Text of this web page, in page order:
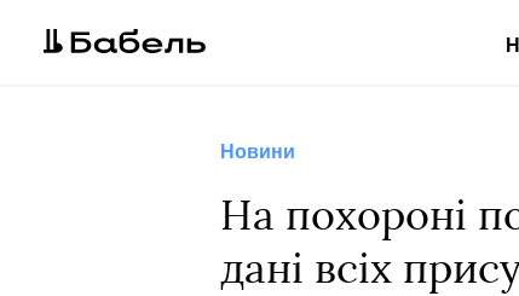
Новини
На похороні
дані всіх